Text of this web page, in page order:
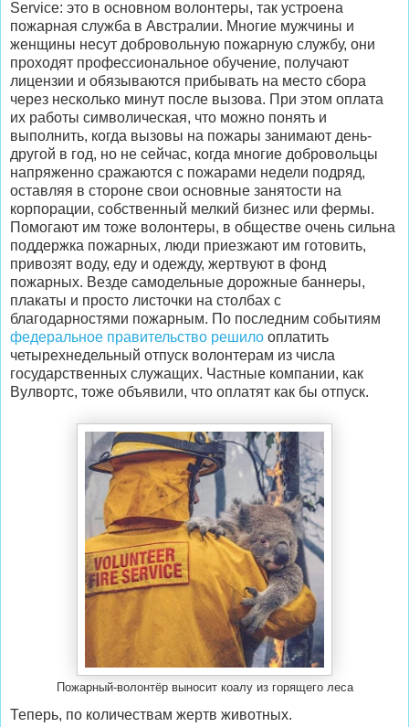
Service: это в основном волонтеры, так устроена
пожарная служба в Австралии. Многие мужчины и
женщины несут добровольную пожарную службу, они
проходят профессиональное обучение, получают
лицензии и обязываются прибывать на место сбора
через несколько минут после вызова. При этом оплата
их работы символическая, что можно понять и
выполнить, когда вызовы на пожары занимают день-
другой в год, но не сейчас, когда многие добровольцы
напряженно сражаются с пожарами недели подряд,
оставляя в стороне свои основные занятости на
корпорации, собственный мелкий бизнес или фермы.
Помогают им тоже волонтеры, в обществе очень сильна
поддержка пожарных, люди приезжают им готовить,
привозят воду, еду и одежду, жертвуют в фонд
пожарных. Везде самодельные дорожные баннеры,
плакаты и просто листочки на столбах с
благодарностями пожарным. По последним событиям
федеральное правительство решило оплатить
четырехнедельный отпуск волонтерам из числа
государственных служащих. Частные компании, как
Вулвортс, тоже объявили, что оплатят как бы отпуск.
Пожарный-волонтёр выносит коалу из горящего леса
Теперь, по количествам жертв животных.